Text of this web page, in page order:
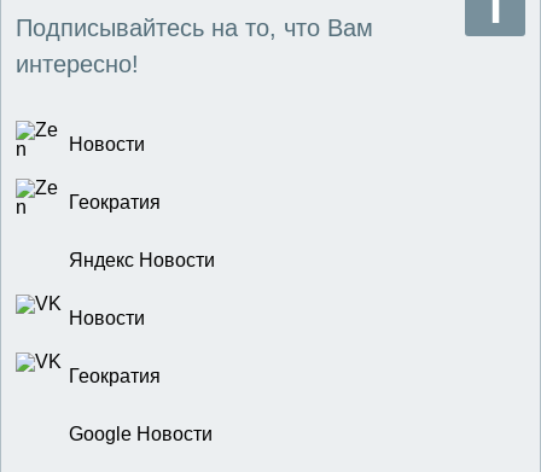
Подписывайтесь на то, что Вам
интересно!
Новости
Геократия
Яндекс Новости
Новости
Геократия
Google Новости